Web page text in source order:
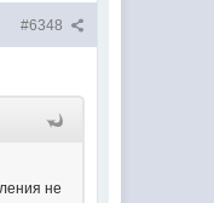
#6348
не